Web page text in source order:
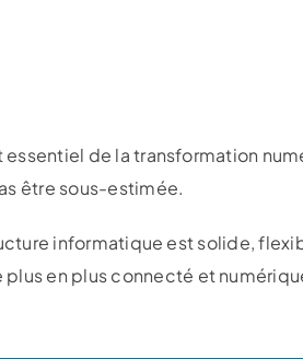
de la transformation
être sous-estimée.
informatique est solide,
en plus connecté et